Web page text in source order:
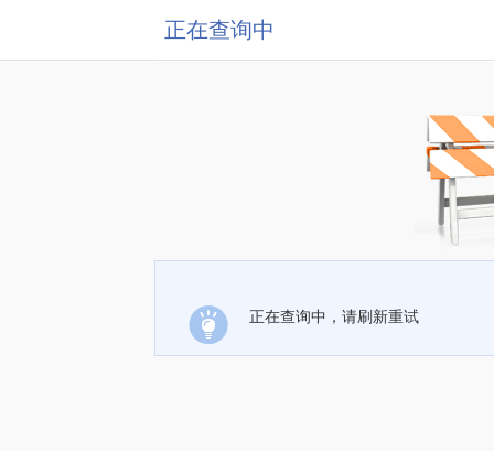
正在查询中
正在查询中，请刷新重试